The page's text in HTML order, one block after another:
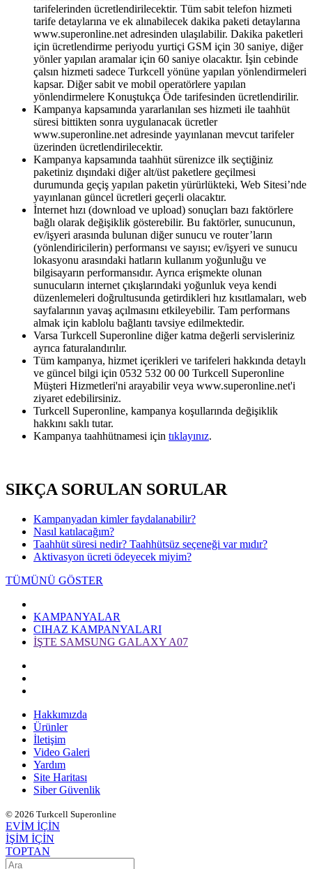
tarifelerinden ücretlendirilecektir. Tüm sabit telefon hizmeti
tarife detaylarına ve ek alınabilecek dakika paketi detaylarına
www.superonline.net adresinden ulaşılabilir. Dakika paketleri
için ücretlendirme periyodu yurtiçi GSM için 30 saniye, diğer
yönler yapılan aramalar için 60 saniye olacaktır. İşin cebinde
çalsın hizmeti sadece Turkcell yönüne yapılan yönlendirmeleri
kapsar. Diğer sabit ve mobil operatörlere yapılan
yönlendirmelere Konuştukça Öde tarifesinden ücretlendirilir.
Kampanya kapsamında yararlanılan ses hizmeti ile taahhüt
süresi bittikten sonra uygulanacak ücretler
www.superonline.net adresinde yayınlanan mevcut tarifeler
üzerinden ücretlendirilecektir.
Kampanya kapsamında taahhüt sürenizce ilk seçtiğiniz
paketiniz dışındaki diğer alt/üst paketlere geçilmesi
durumunda geçiş yapılan paketin yürürlükteki, Web Sitesi’nde
yayınlanan güncel ücretleri geçerli olacaktır.
İnternet hızı (download ve upload) sonuçları bazı faktörlere
bağlı olarak değişiklik gösterebilir. Bu faktörler, sunucunun,
ev/işyeri arasında bulunan diğer sunucu ve router’ların
(yönlendiricilerin) performansı ve sayısı; ev/işyeri ve sunucu
lokasyonu arasındaki hatların kullanım yoğunluğu ve
bilgisayarın performansıdır. Ayrıca erişmekte olunan
sunucuların internet çıkışlarındaki yoğunluk veya kendi
düzenlemeleri doğrultusunda getirdikleri hız kısıtlamaları, web
sayfalarının yavaş açılmasını etkileyebilir. Tam performans
almak için kablolu bağlantı tavsiye edilmektedir.
Varsa Turkcell Superonline diğer katma değerli servisleriniz
ayrıca faturalandırılır.
Tüm kampanya, hizmet içerikleri ve tarifeleri hakkında detaylı
ve güncel bilgi için 0532 532 00 00 Turkcell Superonline
Müşteri Hizmetleri'ni arayabilir veya www.superonline.net'i
ziyaret edebilirsiniz.
Turkcell Superonline, kampanya koşullarında değişiklik
hakkını saklı tutar.
Kampanya taahhütnamesi için tıklayınız​.
SIKÇA SORULAN SORULAR
Kampanyadan kimler faydalanabilir?
Nasıl katılacağım?
Taahhüt süresi nedir? Taahhütsüz seçeneği var mıdır?
Aktivasyon ücreti ödeyecek miyim?
TÜMÜNÜ GÖSTER
KAMPANYALAR
CIHAZ KAMPANYALARI
İŞTE SAMSUNG GALAXY A07
Hakkımızda
Ürünler
İletişim
Video Galeri
Yardım
Site Haritası
Siber Güvenlik
© 2026 Turkcell Superonline
EVİM İÇİN
İŞİM İÇİN
TOPTAN